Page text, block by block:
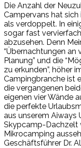
Die Anzahl der
Campervans hat
als verdoppelt. In
sogar fast
abzusehen. Denn
“Übernachtungen an
Planung” und die
zu erkunden”, höher
Campingbranche ist
die vergangenen
eigenen vier Wände
die perfekte
aus unserem Aiways
Skypcamp-Dachzelt
Mikrocamping
Geschäftsführer Dr.